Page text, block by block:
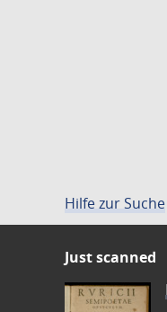
Hilfe zur Suche
Just scanned